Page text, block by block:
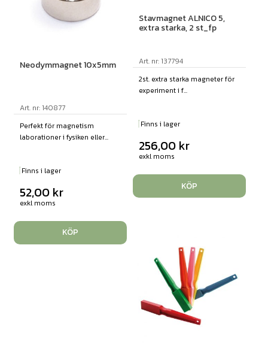
Neodymmagnet 10x5mm
Art. nr: 140877
Perfekt för magnetism
laborationer i fysiken eller...
Finns i lager
52,00 kr
exkl moms
KÖP
Stavmagnet ALNICO 5,
extra starka, 2 st_fp
Art. nr: 137794
2st. extra starka magneter för
experiment i f...
Finns i lager
256,00 kr
exkl moms
KÖP